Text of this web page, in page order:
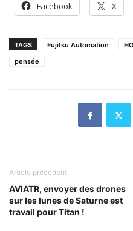
Facebook X
TAGS Fujitsu Automation
pensée
Article précédent
AVIATR, envoyer des drones
sur les lunes de Saturne est
travail pour Titan !